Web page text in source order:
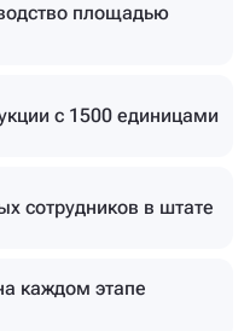
площадью
с 1500 единицами
сотрудников в штате
каждом этапе